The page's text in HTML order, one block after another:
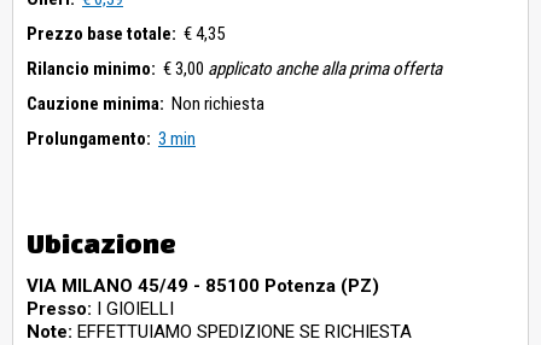
Prezzo base totale: € 4,35
Rilancio minimo: € 3,00 applicato anche alla prima offerta
Cauzione minima: Non richiesta
Prolungamento: 3 min
Ubicazione
VIA MILANO 45/49 - 85100 Potenza (PZ)
Presso: I GIOIELLI
Note: EFFETTUIAMO SPEDIZIONE SE RICHIESTA